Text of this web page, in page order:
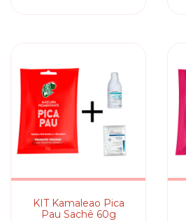
KIT Kamaleao Pica
Pau Sachê 60g